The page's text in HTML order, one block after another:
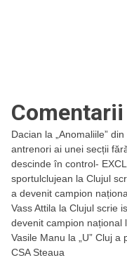
Dacian la
„Anomaliile”
antrenori ai unei secții
descinde în control-
sportulclujean la Clujul
a devenit campion
Vass Attila la Clujul scrie
devenit campion național
Vasile Manu la
„U” Cluj
CSA Steaua